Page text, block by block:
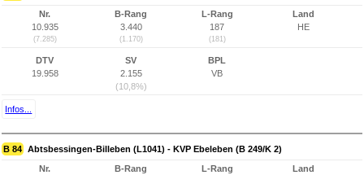
Nr.
10.935
(7.285)
B-Rang
3.440
(1.170)
L-Rang
187
(181)
Land
HE
DTV
19.958
SV
2.155
(10,8%)
BPL
VB
Infos...
B 84 Abtsbessingen-Billeben (L1041) - KVP Ebeleben (B 249/K 2)
Nr.
B-Rang
L-Rang
Land